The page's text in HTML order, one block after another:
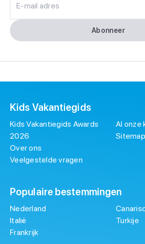
E-mail adres
Abonneer
Kids Vakantiegids
Kids Vakantiegids Awards
2026
Over ons
Veelgestelde vragen
Al onze
Sitemap
Populaire bestemmingen
Nederland
Italië
Frankrijk
Turkije